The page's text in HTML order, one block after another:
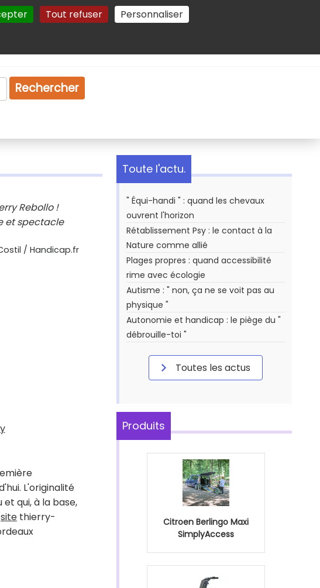
Tout refuser Personnaliser
Plan du site Gestion des cookies
Rechercher
Rebollo !
et spectacle
/ Handicap.fr
L'originalité
qui, à la base,
site thierry-
Toute l'actu.
" Équi-handi " : quand les chevaux
ouvrent l'horizon
Rétablissement Psy : le contact à la
Nature comme allié
Plages propres : quand accessibilité
rime avec écologie
Autisme : " non, ça ne se voit pas au
physique "
Autonomie et handicap : le piège du "
débrouille-toi "
Toutes les actus
Produits
Citroen Berlingo Maxi
SimplyAccess